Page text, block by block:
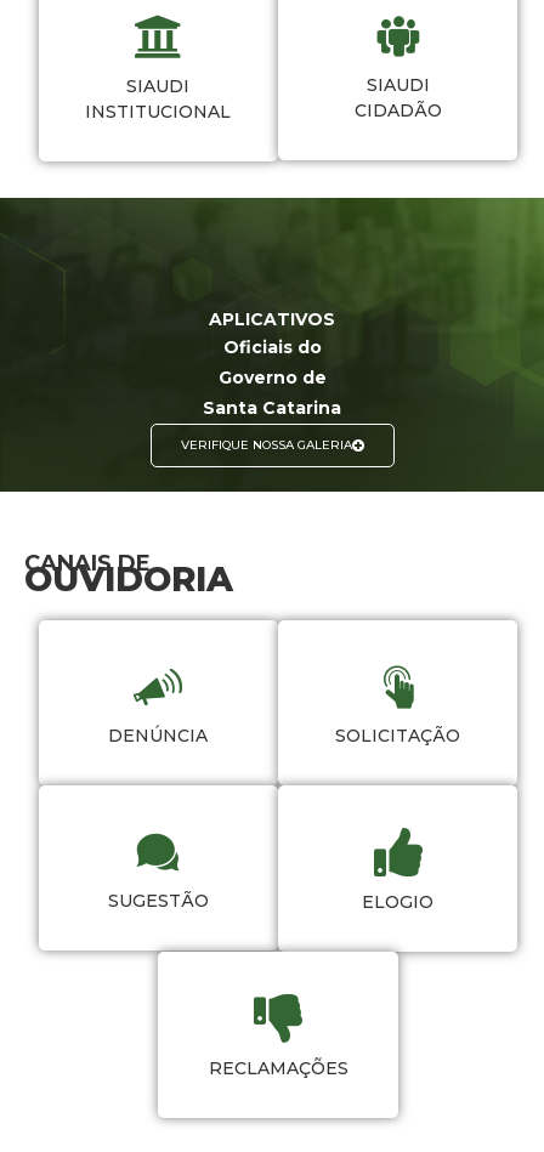
SIAUDI
INSTITUCIONAL
SIAUDI
CIDADÃO
APLICATIVOS
Oficiais do
Governo de
Santa Catarina
VERIFIQUE NOSSA GALERIA
CANAIS DE
OUVIDORIA
DENÚNCIA SOLICITAÇÃO
SUGESTÃO ELOGIO
RECLAMAÇÕES